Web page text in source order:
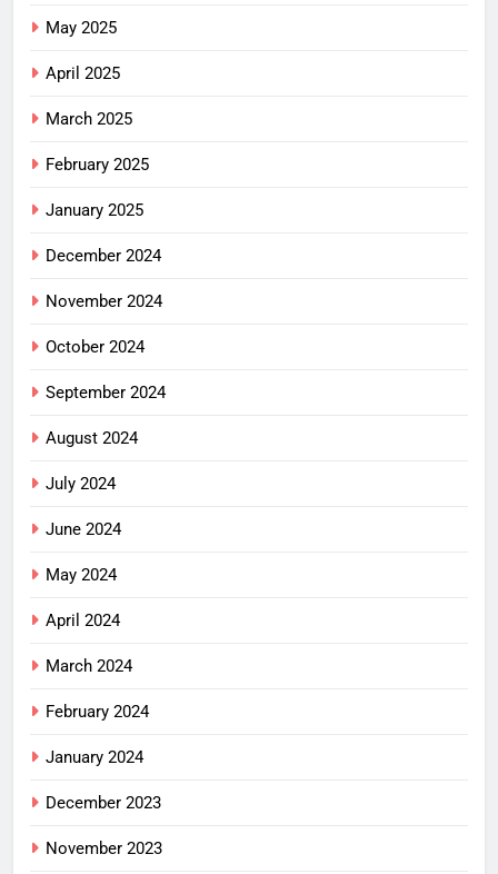
May 2025
April 2025
March 2025
February 2025
January 2025
December 2024
November 2024
October 2024
September 2024
August 2024
July 2024
June 2024
May 2024
April 2024
March 2024
February 2024
January 2024
December 2023
November 2023